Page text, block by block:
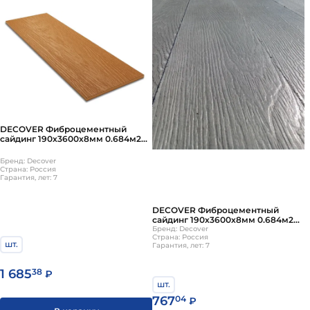
DECOVER Фиброцементный
сайдинг 190х3600х8мм 0.684м2
Бренд: Decover
Страна: Россия
Гарантия, лет: 7
шт.
1 68538 ₽
DECOVER Фиброцементный
сайдинг 190х3600х8мм 0.684м2
Неокрашенный
Бренд: Decover
Страна: Россия
Гарантия, лет: 7
шт.
76704 ₽